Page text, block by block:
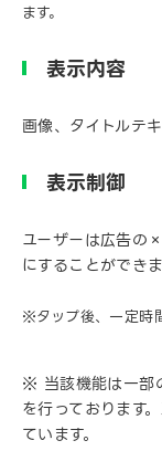
ます。
表示内容
画像、タイトルテ
表示制御
ユーザーは広告の
にすることができま
※タップ後、一定時
※ 当該機能は一部
を行っております
ています。